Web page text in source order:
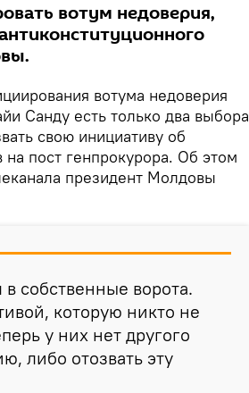
вотум недоверия,
вотума недоверия
Санду есть только два выбора
свою инициативу об
пост генпрокурора. Об этом
президент Молдовы
собственные ворота.
которую никто не
у них нет другого
либо отозвать эту